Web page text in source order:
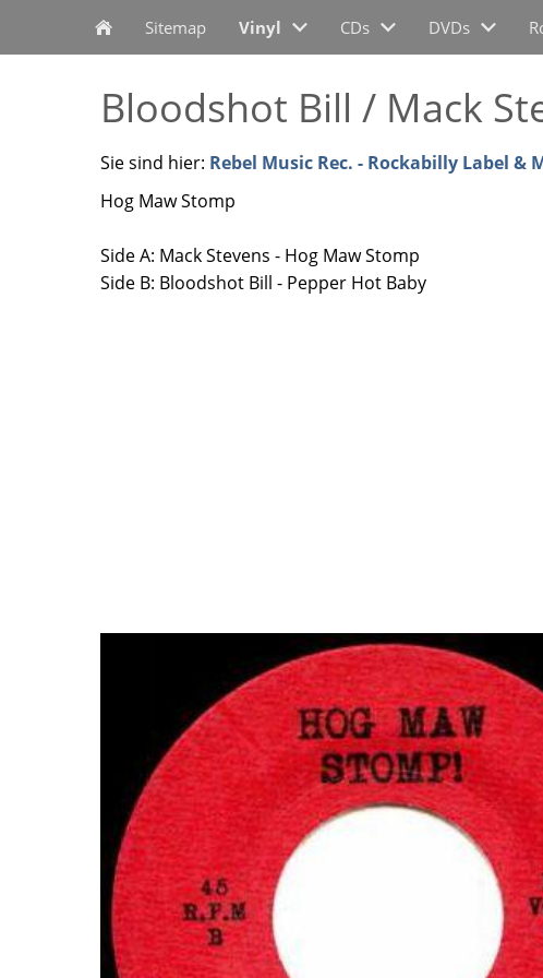
Sitemap Vinyl CDs DVDs
Bloodshot Bill / Mack
Sie sind hier: Rebel Music Rec. - Rockabilly Label &
Hog Maw Stomp
Side A: Mack Stevens - Hog Maw Stomp
Side B: Bloodshot Bill - Pepper Hot Baby